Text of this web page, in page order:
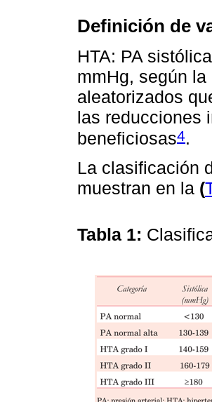
Definición de
HTA: PA
mmHg, según
aleatorizados
las reducciones
beneficiosas4.
La clasificación
muestran en la (
Tabla 1: